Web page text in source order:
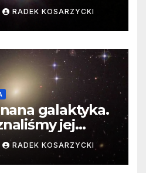
RADEK KOSARZYCKI
galaktyka.
jej
RADEK KOSARZYCKI